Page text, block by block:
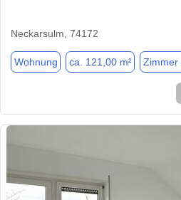
Neckarsulm, 74172
Wohnung ca. 121,00 m² Zimmer